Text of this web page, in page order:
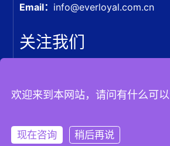
Email： info@everloyal.com.cn
关注我们
Copyright © 2024 | 北京恒挚科技
欢迎来到本网站，请问有什么可以
现在咨询 稍后再说